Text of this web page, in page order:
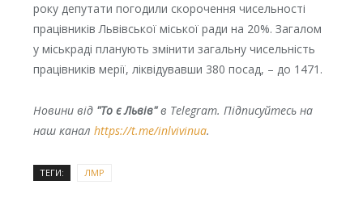
року депутати погодили скорочення чисельності
працівників Львівської міської ради на 20%. Загалом
у міськраді планують змінити загальну чисельність
працівників мерії, ліквідувавши 380 посад, – до 1471.
Новини від "То є Львів"в Telegram. Підписуйтесь на
наш канал https://t.me/inlvivinua.
ТЕГИ: ЛМР